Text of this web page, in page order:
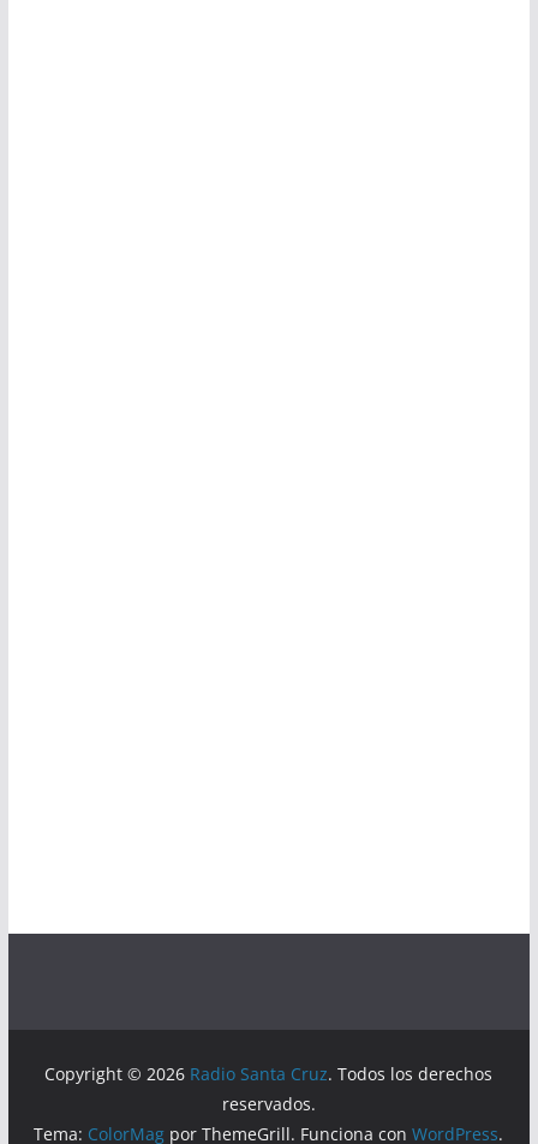
Copyright © 2026 Radio Santa Cruz. Todos los derechos
reservados.
Tema: ColorMag por ThemeGrill. Funciona conWordPress.